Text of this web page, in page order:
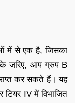
में से एक है, जिसका
के जरिए, आप ग्रुप B
कर सकते हैं। यह
टियर IV में विभाजित